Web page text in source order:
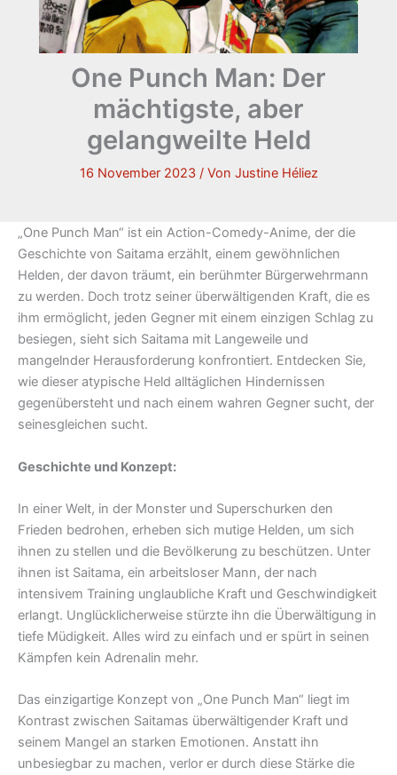
One Punch Man: Der
mächtigste, aber
gelangweilte Held
16 November 2023 / Von Justine Héliez
„One Punch Man“ ist ein Action-Comedy-Anime, der die
Geschichte von Saitama erzählt, einem gewöhnlichen
Helden, der davon träumt, ein berühmter Bürgerwehrmann
zu werden. Doch trotz seiner überwältigenden Kraft, die es
ihm ermöglicht, jeden Gegner mit einem einzigen Schlag zu
besiegen, sieht sich Saitama mit Langeweile und
mangelnder Herausforderung konfrontiert. Entdecken Sie,
wie dieser atypische Held alltäglichen Hindernissen
gegenübersteht und nach einem wahren Gegner sucht, der
seinesgleichen sucht.
Geschichte und Konzept:
In einer Welt, in der Monster und Superschurken den
Frieden bedrohen, erheben sich mutige Helden, um sich
ihnen zu stellen und die Bevölkerung zu beschützen. Unter
ihnen ist Saitama, ein arbeitsloser Mann, der nach
intensivem Training unglaubliche Kraft und Geschwindigkeit
erlangt. Unglücklicherweise stürzte ihn die Überwältigung in
tiefe Müdigkeit. Alles wird zu einfach und er spürt in seinen
Kämpfen kein Adrenalin mehr.
Das einzigartige Konzept von „One Punch Man“ liegt im
Kontrast zwischen Saitamas überwältigender Kraft und
seinem Mangel an starken Emotionen. Anstatt ihn
unbesiegbar zu machen, verlor er durch diese Stärke die